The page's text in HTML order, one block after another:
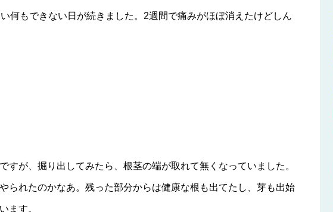
何もできない日が続きました。2週間で痛みがほぼ消えたけどしん
すが、掘り出してみたら、根茎の端が取れて無くなっていました。
られたのかなあ。残った部分からは健康な根も出てたし、芽も出始
ます。